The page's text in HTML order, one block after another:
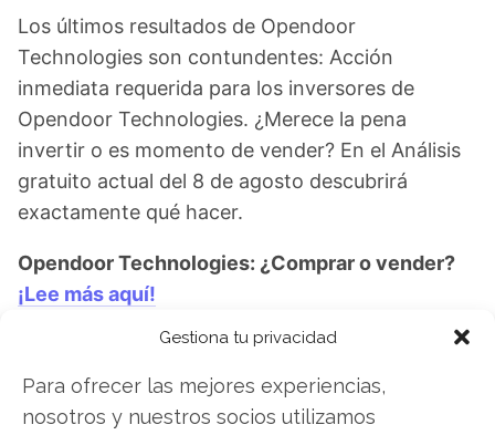
Gestiona tu privacidad
Para ofrecer las mejores experiencias,
nosotros y nuestros socios utilizamos
Los últimos resultados de Opendoor
Technologies son contundentes: Acción
inmediata requerida para los inversores de
Opendoor Technologies. ¿Merece la pena
invertir o es momento de vender? En el Análisis
gratuito actual del 8 de agosto descubrirá
exactamente qué hacer.
Opendoor Technologies: ¿Comprar o vender?
¡Lee más aquí!
Opendoor Technologies